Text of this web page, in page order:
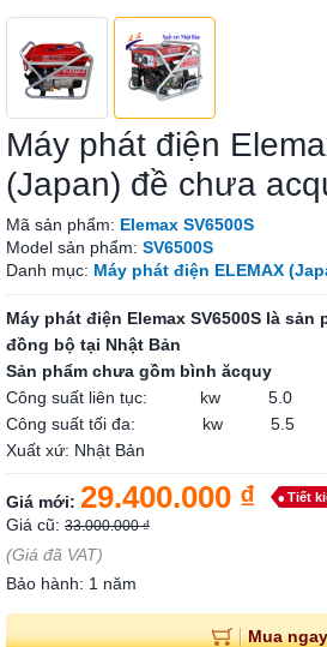
Máy phát điện
(Japan) đề chưa
Mã sản phẩm: Elemax SV6500S
Model sản phẩm: SV6500S
Danh mục: Máy phát điện ELEMAX
Máy phát điện Elemax SV6500S là sản
đồng bộ tại Nhật Bản
Sản phẩm chưa gồm bình ăcquy
Công suất liên tục: kw 5.0
Công suất tối đa: kw 5.5
Xuất xứ: Nhật Bản
Giá mới: 29.400.000 ₫ Tiết
Giá cũ: 33.000.000 ₫
(Giá đã VAT)
Bảo hành: 1 năm
Mua ngay